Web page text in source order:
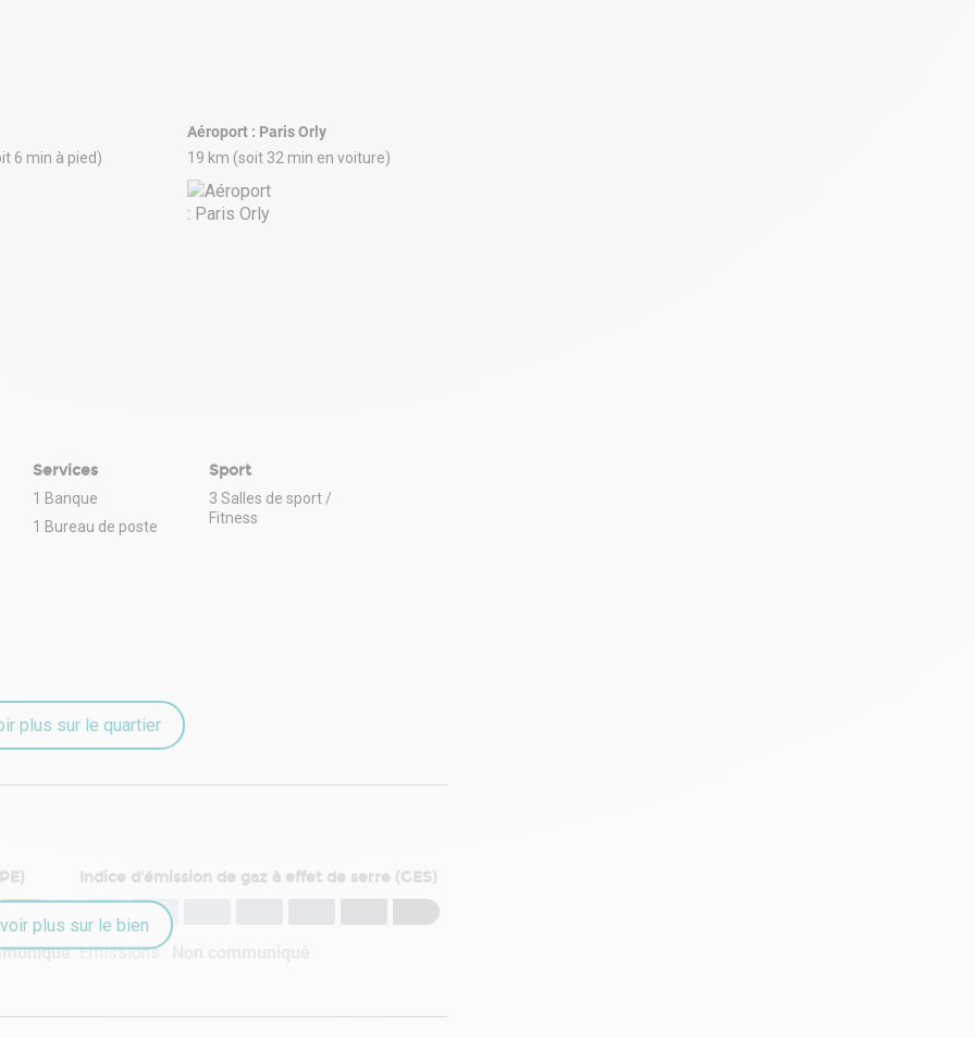
6 min à pied)
Aéroport : Paris Orly
19 km (soit 32 min en voiture)
Services
1 Banque
1 Bureau de poste
Sport
3 Salles de sport /
Fitness
plus sur le quartier
Indice d'émission de gaz à effet de serre (GES)
Émissions :
plus sur le bien